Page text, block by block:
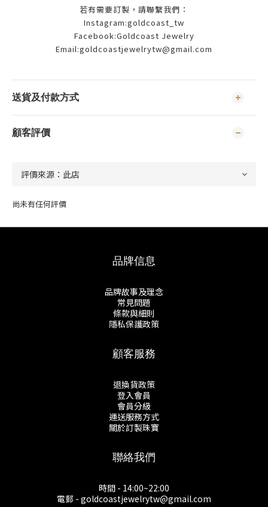
若有需要訂製，請聯繫我們：
Instagram:goldcoast_tw
Facebook:Goldcoast Jewelry
Email:goldcoastjewelrytw@gmail.com
送貨及付款方式
顧客評價
尚未有任何評價
品牌信息
品牌故事及理念
常見問題
條款與細則
隱私保護政策
顧客服務
退換貨政策
登入會員
會員分級
運送服務方式
關於訂製珠寶
聯絡我們
時間 - 14:00~22:00
電郵 - goldcoastjewelrytw@gmail.com